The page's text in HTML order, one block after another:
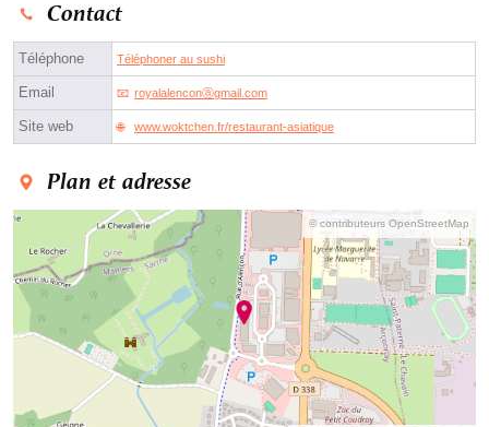
Contact
Téléphone Téléphoner au sushi
Email royalalenconⓐgmail.com
Site web www.woktchen.fr/restaurant-asiatique
Plan et adresse
© contributeurs OpenStreetMap